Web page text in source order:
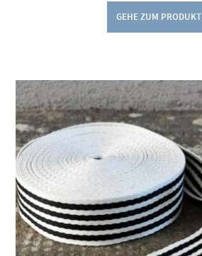
GEHE ZUM PRODUKT